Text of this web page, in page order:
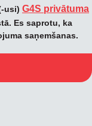
usi) G4S privātuma
Es saprotu, ka
saņemšanas.